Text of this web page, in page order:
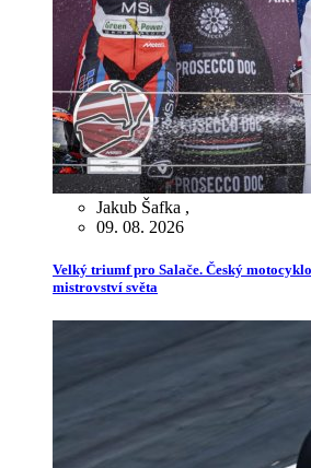
Jakub Šafka ,
09. 08. 2026
Velký triumf pro Salače. Český
mistrovství světa